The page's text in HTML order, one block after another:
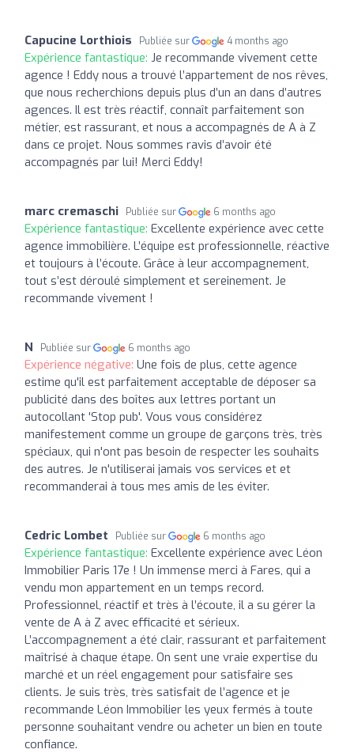
Capucine Lorthiois Publiée sur 4 months ago
Expérience fantastique: Je recommande vivement cette
agence ! Eddy nous a trouvé l’appartement de nos rêves,
que nous recherchions depuis plus d’un an dans d’autres
agences. Il est très réactif, connaît parfaitement son
métier, est rassurant, et nous a accompagnés de A à Z
dans ce projet. Nous sommes ravis d’avoir été
accompagnés par lui! Merci Eddy!
marc cremaschi Publiée sur 6 months ago
Expérience fantastique: Excellente expérience avec cette
agence immobilière. L’équipe est professionnelle, réactive
et toujours à l’écoute. Grâce à leur accompagnement,
tout s’est déroulé simplement et sereinement. Je
recommande vivement !
N Publiée sur 6 months ago
Expérience négative: Une fois de plus, cette agence
estime qu'il est parfaitement acceptable de déposer sa
publicité dans des boîtes aux lettres portant un
autocollant 'Stop pub'. Vous vous considérez
manifestement comme un groupe de garçons très, très
spéciaux, qui n'ont pas besoin de respecter les souhaits
des autres. Je n'utiliserai jamais vos services et et
recommanderai à tous mes amis de les éviter.
Cedric Lombet Publiée sur 6 months ago
Expérience fantastique: Excellente expérience avec Léon
Immobilier Paris 17e ! Un immense merci à Fares, qui a
vendu mon appartement en un temps record.
Professionnel, réactif et très à l’écoute, il a su gérer la
vente de A à Z avec efficacité et sérieux.
L’accompagnement a été clair, rassurant et parfaitement
maîtrisé à chaque étape. On sent une vraie expertise du
marché et un réel engagement pour satisfaire ses
clients. Je suis très, très satisfait de l’agence et je
recommande Léon Immobilier les yeux fermés à toute
personne souhaitant vendre ou acheter un bien en toute
confiance.